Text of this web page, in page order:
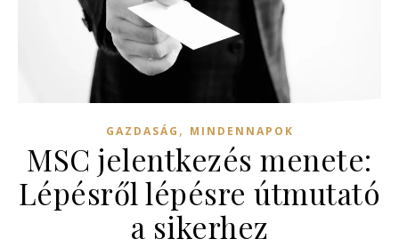
GAZDASÁG , MINDENNAPOK
MSC jelentkezés menete:
Lépésről lépésre útmutató
a sikerhez